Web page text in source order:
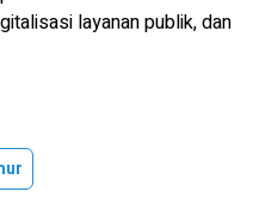
layanan publik, dan